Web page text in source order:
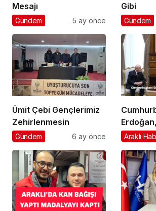
Mesajı
Gündem 5 ay önce
Gibi
Gündem
Ümit Çebi Gençlerimiz
Zehirlenmesin
Gündem 6 ay önce Araklı